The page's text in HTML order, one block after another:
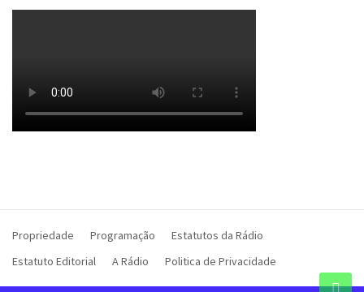
Propriedade Programação
Estatutos da Rádio
Estatuto Editorial
A Rádio Politica de Privacidade